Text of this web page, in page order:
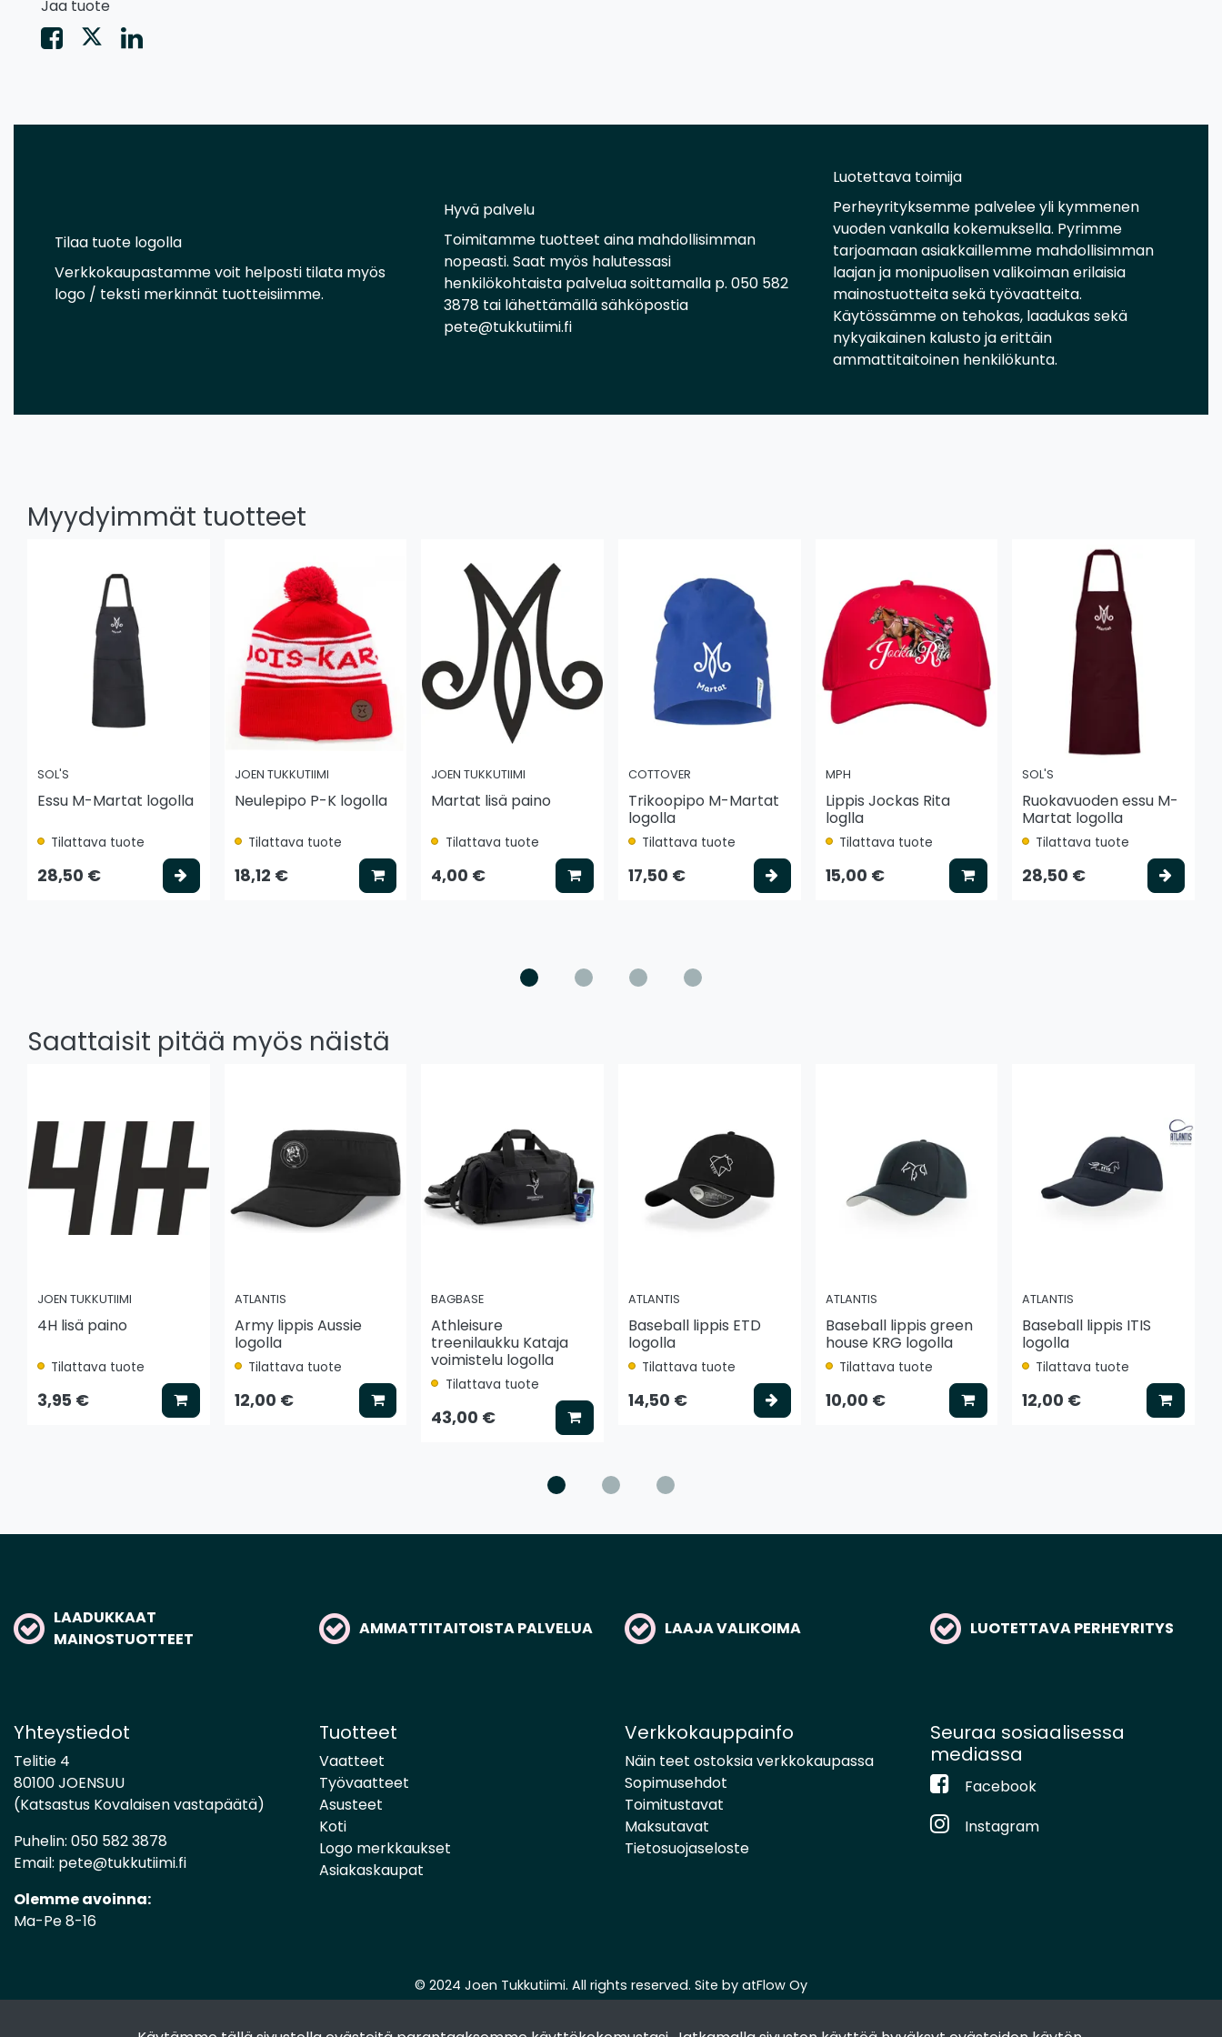
Jaa tuote
Tilaa tuote logolla
Verkkokaupastamme voit helposti tilata myös
logo / teksti merkinnät tuotteisiimme.
Hyvä palvelu
Toimitamme tuotteet aina mahdollisimman
nopeasti. Saat myös halutessasi
henkilökohtaista palvelua soittamalla p. 050 582
3878 tai lähettämällä sähköpostia
pete@tukkutiimi.fi
Luotettava toimija
Perheyrityksemme palvelee yli kymmenen
vuoden vankalla kokemuksella. Pyrimme
tarjoamaan asiakkaillemme mahdollisimman
laajan ja monipuolisen valikoiman erilaisia
mainostuotteita sekä työvaatteita.
Käytössämme on tehokas, laadukas sekä
nykyaikainen kalusto ja erittäin
ammattitaitoinen henkilökunta.
Myydyimmät tuotteet
SOL'S
Essu M-Martat logolla
Tilattava tuote
28,50 € Valitse vaihtoehto
JOEN TUKKUTIIMI
Neulepipo P-K logolla
Tilattava tuote
18,12 € Lisää koriin
JOEN TUKKUTIIMI
Martat lisä paino
Tilattava tuote
4,00 € Lisää koriin
COTTOVER
Trikoopipo M-Martat
logolla
Tilattava tuote
17,50 € Valitse vaihtoehto
MPH
Lippis Jockas Rita
loglla
Tilattava tuote
15,00 € Lisää koriin
SOL'S
Ruokavuoden essu M-
Martat logolla
Tilattava tuote
28,50 €
Saattaisit pitää myös näistä
JOEN TUKKUTIIMI
4H lisä paino
Tilattava tuote
3,95 € Lisää koriin
ATLANTIS
Army lippis Aussie
logolla
Tilattava tuote
12,00 € Lisää koriin
BAGBASE
Athleisure
treenilaukku Kataja
voimistelu logolla
Tilattava tuote
43,00 € Lisää koriin
ATLANTIS
Baseball lippis ETD
logolla
Tilattava tuote
14,50 € Valitse vaihtoehto
ATLANTIS
Baseball lippis green
house KRG logolla
Tilattava tuote
10,00 € Lisää koriin
ATLANTIS
Baseball lippis ITIS
logolla
Tilattava tuote
12,00 € Lisää
LAADUKKAAT
MAINOSTUOTTEET
AMMATTITAITOISTA PALVELUA LAAJA VALIKOIMA LUOTETTAVA PERHEYRITYS
Yhteystiedot
Telitie 4
80100 JOENSUU
(Katsastus Kovalaisen vastapäätä)
Puhelin: 050 582 3878
Email: pete@tukkutiimi.fi
Olemme avoinna:
Ma-Pe 8-16
Tuotteet
Vaatteet
Työvaatteet
Asusteet
Koti
Logo merkkaukset
Asiakaskaupat
Verkkokauppainfo
Näin teet ostoksia verkkokaupassa
Sopimusehdot
Toimitustavat
Maksutavat
Tietosuojaseloste
Seuraa sosiaalisessa
mediassa
Facebook
Instagram
© 2024 Joen Tukkutiimi. All rights reserved. Site by atFlow Oy